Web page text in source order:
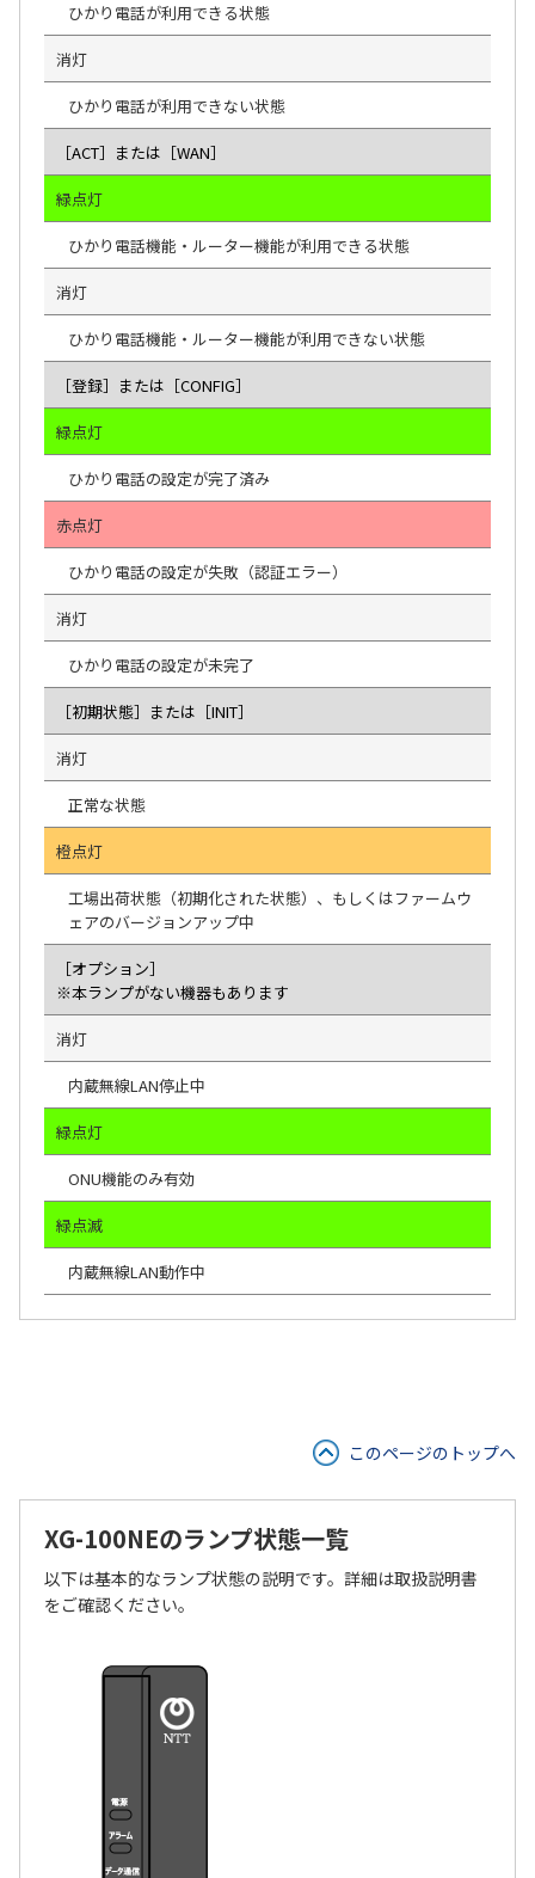
ひかり電話が利用できる状態
消灯
ひかり電話が利用できない状態
［ACT］または［WAN］
緑点灯
ひかり電話機能・ルーター機能が利用できる状態
消灯
ひかり電話機能・ルーター機能が利用できない状態
［登録］または［CONFIG］
緑点灯
ひかり電話の設定が完了済み
赤点灯
ひかり電話の設定が失敗（認証エラー）
消灯
ひかり電話の設定が未完了
［初期状態］または［INIT］
消灯
正常な状態
橙点灯
工場出荷状態（初期化された状態）、もしくはファームウ
ェアのバージョンアップ中
［オプション］
※本ランプがない機器もあります
消灯
内蔵無線LAN停止中
緑点灯
ONU機能のみ有効
緑点滅
内蔵無線LAN動作中
このページのトップへ
XG-100NEのランプ状態一覧
以下は基本的なランプ状態の説明です。詳細は取扱説明書
をご確認ください。